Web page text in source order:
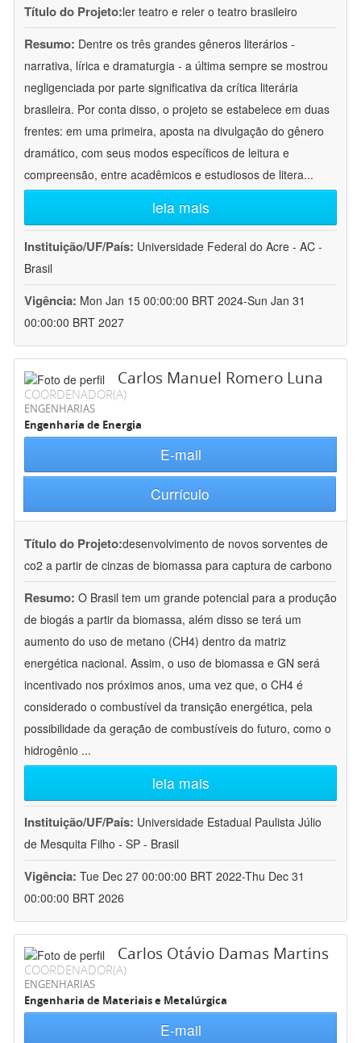
Título do Projeto:ler teatro e reler o teatro brasileiro
Resumo: Dentre os três grandes gêneros literários -
narrativa, lírica e dramaturgia - a última sempre se mostrou
negligenciada por parte significativa da crítica literária
brasileira. Por conta disso, o projeto se estabelece em duas
frentes: em uma primeira, aposta na divulgação do gênero
dramático, com seus modos específicos de leitura e
compreensão, entre acadêmicos e estudiosos de litera...
leia mais
Instituição/UF/País: Universidade Federal do Acre - AC -
Brasil
Vigência: Mon Jan 15 00:00:00 BRT 2024-Sun Jan 31
00:00:00 BRT 2027
Carlos Manuel Romero Luna
COORDENADOR(A)
ENGENHARIAS
Engenharia de Energia
E-mail
Currículo
Título do Projeto:desenvolvimento de novos sorventes de
co2 a partir de cinzas de biomassa para captura de carbono
Resumo: O Brasil tem um grande potencial para a produção
de biogás a partir da biomassa, além disso se terá um
aumento do uso de metano (CH4) dentro da matriz
energética nacional. Assim, o uso de biomassa e GN será
incentivado nos próximos anos, uma vez que, o CH4 é
considerado o combustível da transição energética, pela
possibilidade da geração de combustíveis do futuro, como o
hidrogênio ...
leia mais
Instituição/UF/País: Universidade Estadual Paulista Júlio
de Mesquita Filho - SP - Brasil
Vigência: Tue Dec 27 00:00:00 BRT 2022-Thu Dec 31
00:00:00 BRT 2026
Carlos Otávio Damas Martins
COORDENADOR(A)
ENGENHARIAS
Engenharia de Materiais e Metalúrgica
E-mail